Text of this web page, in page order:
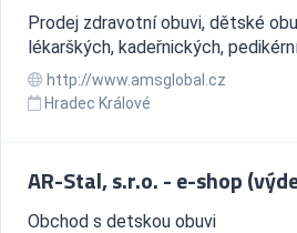
Prodej zdravotní obuvi, dětské
lékarškých, kadeřnických,
http://www.amsglobal.cz
Hradec Králové
AR-Stal, s.r.o. - e-shop
Obchod s detskou obuvi